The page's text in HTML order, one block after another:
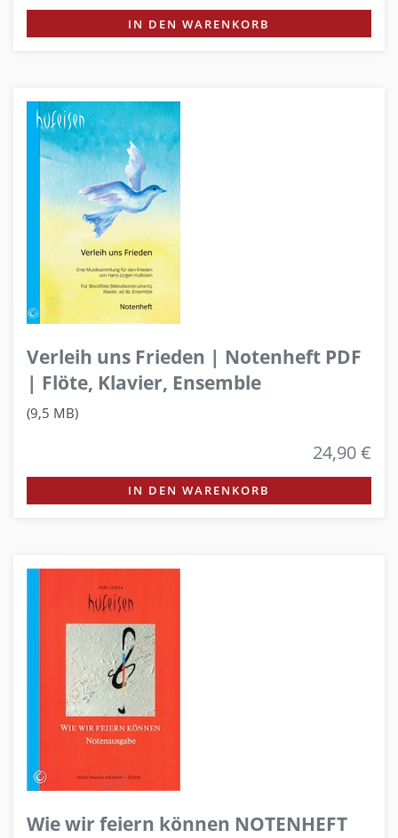
IN DEN WARENKORB
Verleih uns Frieden | Notenheft PDF
| Flöte, Klavier, Ensemble
(9,5 MB)
24,90 €
IN DEN WARENKORB
Wie wir feiern können NOTENHEFT